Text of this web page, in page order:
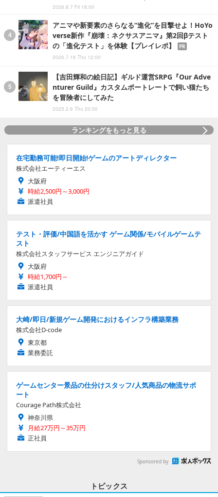
2026.8.7 Fri 18:00
アニマや新要素のさらなる“進化”を目撃せよ！HoYo
verse新作『崩壊：ネクサスアニマ』第2回βテスト
の「進化テスト」を体験【プレイレポ】
PR
2026.7.16 Thu 12:00
【吉田輝和の絵日記】ギルド運営SRPG『Our Adve
nturer Guild』カスタムポートレートで飼い猫たち
を冒険者にしてみた
2025.2.6 Thu 20:00
ランキングをもっと見る
在宅勤務可能!即日開始!ゲームのアートディレクター
株式会社エーティーエス
大阪府
時給2,500円～3,000円
派遣社員
テスト・評価/中国語を活かす ゲーム関係/モバイルゲームテ
スト
株式会社スタッフサービス エンジニアガイド
大阪府
時給1,700円～
派遣社員
大崎/即日/新規ゲーム開発におけるインフラ構築業務
株式会社D-code
東京都
業務委託
ゲームセンター景品の仕分けスタッフ/人気商品の物流サポ
ート
Courage Path株式会社
神奈川県
月給27万円～35万円
正社員
Sponsored by
トピックス